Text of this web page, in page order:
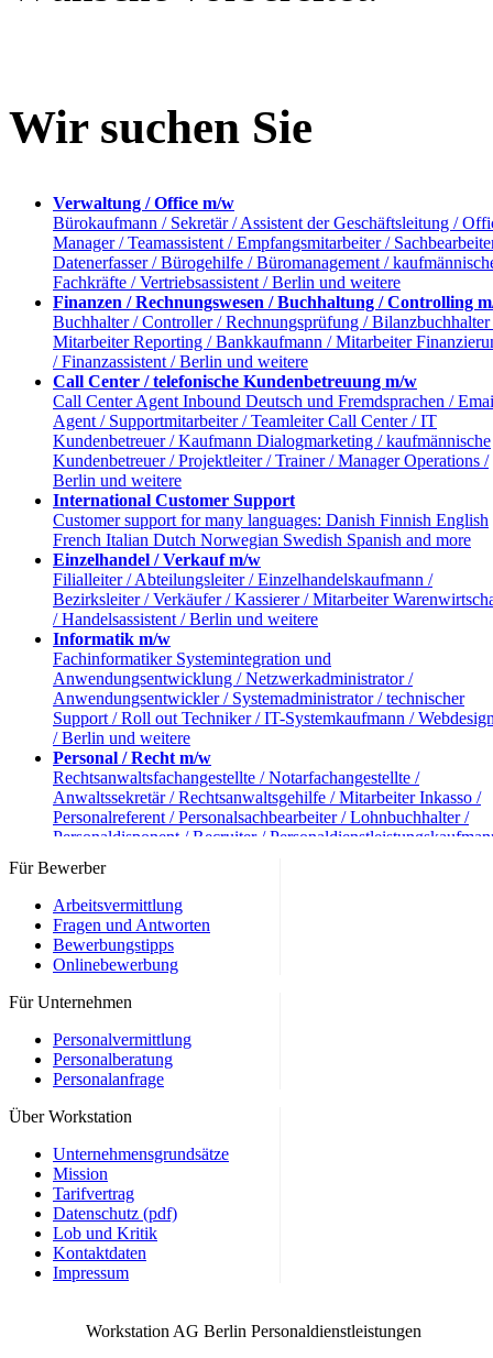
Wir suchen Sie
Verwaltung / Office m/w
Bürokaufmann / Sekretär / Assistent der Geschäftsleitung /
Manager / Teamassistent / Empfangsmitarbeiter /
Datenerfasser / Bürogehilfe / Büromanagement /
Fachkräfte / Vertriebsassistent / Berlin und weitere
Finanzen / Rechnungswesen / Buchhaltung / Controlling
Buchhalter / Controller / Rechnungsprüfung / Bilanzbuchhalter
Mitarbeiter Reporting / Bankkaufmann / Mitarbeiter
/ Finanzassistent / Berlin und weitere
Call Center / telefonische Kundenbetreuung m/w
Call Center Agent Inbound Deutsch und Fremdsprachen /
Agent / Supportmitarbeiter / Teamleiter Call Center / IT
Kundenbetreuer / Kaufmann Dialogmarketing / kaufmännische
Kundenbetreuer / Projektleiter / Trainer / Manager Operations /
Berlin und weitere
International Customer Support
Customer support for many languages: Danish Finnish English
French Italian Dutch Norwegian Swedish Spanish and more
Einzelhandel / Verkauf m/w
Filialleiter / Abteilungsleiter / Einzelhandelskaufmann /
Bezirksleiter / Verkäufer / Kassierer / Mitarbeiter
/ Handelsassistent / Berlin und weitere
Informatik m/w
Fachinformatiker Systemintegration und
Anwendungsentwicklung / Netzwerkadministrator /
Anwendungsentwickler / Systemadministrator / technischer
Support / Roll out Techniker / IT-Systemkaufmann /
/ Berlin und weitere
Personal / Recht m/w
Rechtsanwaltsfachangestellte / Notarfachangestellte /
Anwaltssekretär / Rechtsanwaltsgehilfe / Mitarbeiter Inkasso /
Personalreferent / Personalsachbearbeiter / Lohnbuchhalter /
Personaldisponent / Recruiter /
Reise und Tourismus m/w
Reiseverkehrskaufmann / Kaufmann Tourismus und Freizeit /
Hotelkaufmann / Hotelfachmann / Servicekraft / Webtravel
/ Servicekräfte / Berlin und weitere
andere Berufe m/w
Industriekaufmann / Verlagskaufmann / Einkäufer /
Immobilienkaufmann / Speditionskaufmann / Mediengestalter /
Für Bewerber
Arbeitsvermittlung
Fragen und Antworten
Bewerbungstipps
Onlinebewerbung
Für Unternehmen
Personalvermittlung
Personalberatung
Personalanfrage
Über Workstation
Unternehmensgrundsätze
Mission
Tarifvertrag
Datenschutz (pdf)
Lob und Kritik
Kontaktdaten
Impressum
Workstation AG Berlin Personaldienstleistungen